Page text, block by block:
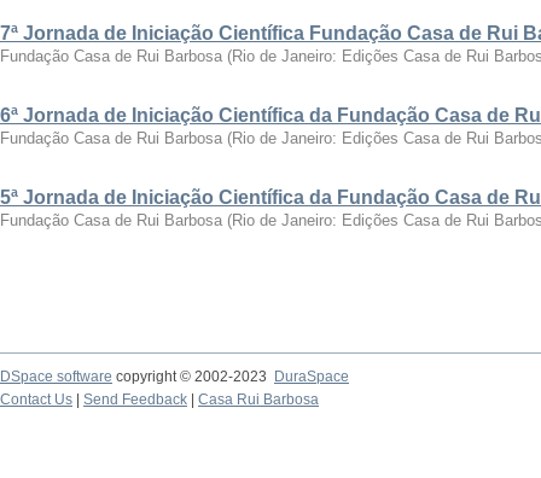
7ª Jornada de Iniciação Científica Fundação Casa de Rui
Fundação Casa de Rui Barbosa (Rio de Janeiro: Edições Casa de Rui
6ª Jornada de Iniciação Científica da Fundação Casa de
Fundação Casa de Rui Barbosa (Rio de Janeiro: Edições Casa de Rui
5ª Jornada de Iniciação Científica da Fundação Casa de
Fundação Casa de Rui Barbosa (Rio de Janeiro: Edições Casa de Rui
DSpace software copyright © 2002-2023
DuraSpace
Contact Us
Send Feedback Casa Rui Barbosa